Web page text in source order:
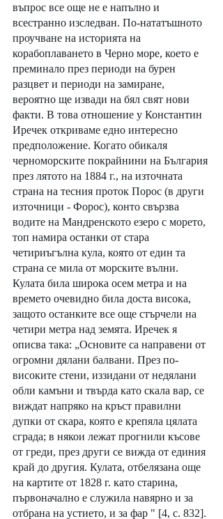
въпрос все още не е напълно и
всестранно изследван. По-нататъшното
проучване на историята на
корабоплаването в Черно море, което е
преминало през периоди на бурен
разцвет и периоди на замиране,
вероятно ще извади на бял свят нови
факти. В това отношение у Константин
Иречек откриваме едно интересно
предположение. Когато обикаля
черноморските покрайнини на България
през лятото на 1884 г., на източната
страна на тесния проток Порос (в други
източници - Форос), конто свързва
водите на Мандренското езеро с морето,
топ намира останки от стара
четириъгълна кула, която от един та
страна се мила от морските вълни.
Кулата била широка осем метра и на
времето очевидно била доста висока,
защото останките все още стърчели на
четири метра над земята. Иречек я
описва така: „Основите са направени от
огромни дялани балвани. През по-
високите стени, иззидани от недялани
обли камъни и твърда като скала вар, се
виждат напряко на кръст правилни
дупки от скара, която е крепяла цялата
сграда; в някои лежат прогнили късове
от греди, през други се вижда от единия
край до другия. Кулата, отбелязана още
на картите от 1828 г. като старина,
първоначално е служила навярно и за
отбрана на устието, и за фар " [4, с. 832].